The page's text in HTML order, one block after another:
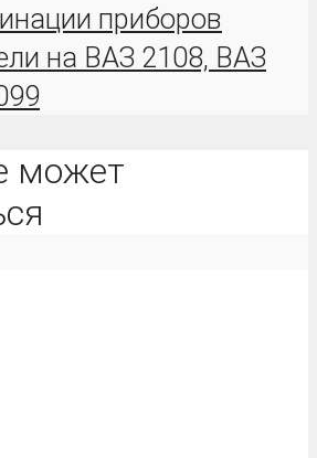
приборов
на ВАЗ 2108, ВАЗ
может